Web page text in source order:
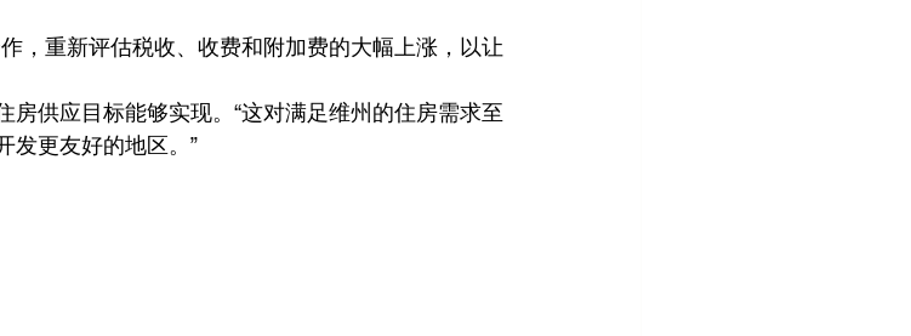
，重新评估税收、收费和附加费的大幅上涨，以让
供应目标能够实现。“这对满足维州的住房需求至
发更友好的地区。”